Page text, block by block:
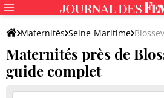
Maternités Seine-Maritime
Maternités près de
guide complet